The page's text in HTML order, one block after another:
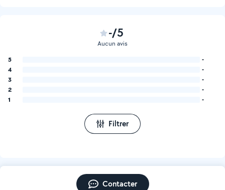
-/5
Aucun avis
5
-
4
-
3
-
2
-
1
-
Filtrer
Contacter